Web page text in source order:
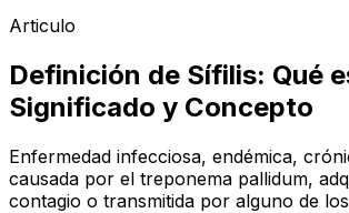
Articulo
Definición de Sífilis: Qué
Significado y Concepto
Enfermedad infecciosa, endémica,
causada por el treponema pallidum,
contagio o transmitida por alguno de